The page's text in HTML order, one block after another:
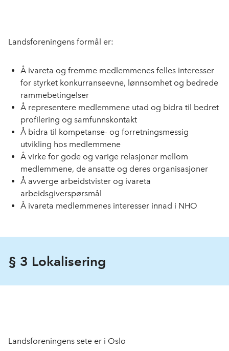
Landsforeningens formål er:
Å ivareta og fremme medlemmenes felles interesser
for styrket konkurranseevne, lønnsomhet og bedrede
rammebetingelser
Å representere medlemmene utad og bidra til bedret
profilering og samfunnskontakt
Å bidra til kompetanse- og forretningsmessig
utvikling hos medlemmene
Å virke for gode og varige relasjoner mellom
medlemmene, de ansatte og deres organisasjoner
Å avverge arbeidstvister og ivareta
arbeidsgiverspørsmål
Å ivareta medlemmenes interesser innad i NHO
§ 3 Lokalisering
Landsforeningens sete er i Oslo